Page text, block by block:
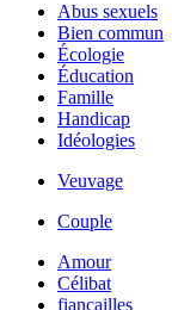
Abus sexuels
Bien commun
Écologie
Éducation
Famille
Handicap
Idéologies
Veuvage
Couple
Amour
Célibat
fiancailles